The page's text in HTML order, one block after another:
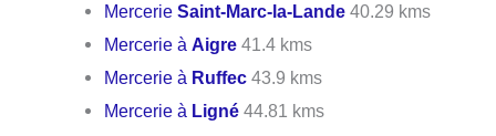
MercerieSaint-Marc-la-Lande 40.29 kms
Mercerie àAigre 41.4 kms
Mercerie à Ruffec 43.9 kms
Mercerie à Ligné 44.81 kms